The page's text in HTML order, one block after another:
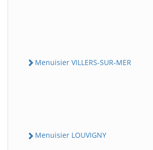
Menuisier VILLERS-SUR-MER
Menuisier LOUVIGNY